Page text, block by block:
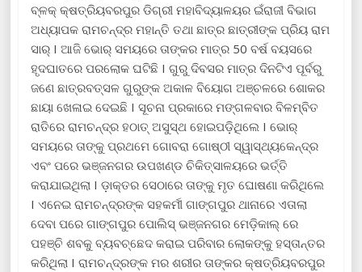
ବ୍ଳକ୍ କ୍ଷତ୍ରିୟବରପୁର ଡିଗ୍ରୀ ମହାବିଦ୍ୟାଳୟର ଇଁରାଜୀ ବିଭାଗ
ଅଧ୍ୟାପକ ରାମଚନ୍ଦ୍ର ମହାନ୍ତି ତଥା ଛାତ୍ର ଛାତ୍ରୀଙ୍କ ପ୍ରିୟ ରାମ
ସାର୍ I ଆଜି ଭୋର୍ ସମୟରେ ତାଙ୍କର ମାତ୍ର 50 ବର୍ଷ ବୟସରେ
ହୃଦଘାତରେ ପରଲୋକ ଘଟିଛି I ଗୁରୁ ଦିବସର ମାତ୍ର ଦିନଟିଏ ପୂର୍ବରୁ
ଜଣେ ଛାତ୍ରବତ୍ସଳ ଗୁରୁଙ୍କ ଅକାଳ ବିୟୋଗ ଅଞ୍ଚଳରେ ଶୋକର
ଛାୟା ଖେଳାଇ ଦେଇଛି I ସୂଚନା ପ୍ରକାରେ ମଙ୍ଗଳବାର ବିଳମ୍ବିତ
ରାତିରେ ରାମଚନ୍ଦ୍ର ହଠାତ୍ ଅସୁସ୍ଥ ହୋଇପଡ଼ିଥିଲେ I ଭୋର୍
ସମୟରେ ତାଙ୍କୁ ପ୍ରଥମେ ଗୋବରା ଗୋଷ୍ଠୀ ସ୍ୱାସ୍ଥ୍ୟକେନ୍ଦ୍ର
ଏବଂ ପରେ ଭଞ୍ଜନଗର ଉପଖଣ୍ଡ ଚିକିତ୍ସାଳୟରେ ଭର୍ତ୍ତି
କରାଯାଇଥିଲା I ଡ଼ାକ୍ତର ସେଠାରେ ତାଙ୍କୁ ମୃତ ଘୋଷଣା କରିଥିଲେ
I ଏନେଇ ରାମଚନ୍ଦ୍ରଙ୍କ ସହକର୍ମୀ ଗାଙ୍ଗପୁର ଥାନାରେ ଏତାଲା
ଦେବା ପରେ ଗାଙ୍ଗପୁର ପୋଲିସ୍ ଭଞ୍ଜନଗର ମେଡ଼ିକାଲ୍ ରେ
ପହଞ୍ଚି ଶବକୁ ବ୍ୟବଚ୍ଛେଦ କରାଇ ପରିବାର ଲୋକଙ୍କୁ ହସ୍ତାନ୍ତର
କରିଥିଲା I ରାମଚନ୍ଦ୍ରଙ୍କ ମର ଶରୀର ତାଙ୍କର କ୍ଷତ୍ରିୟବରପୁର